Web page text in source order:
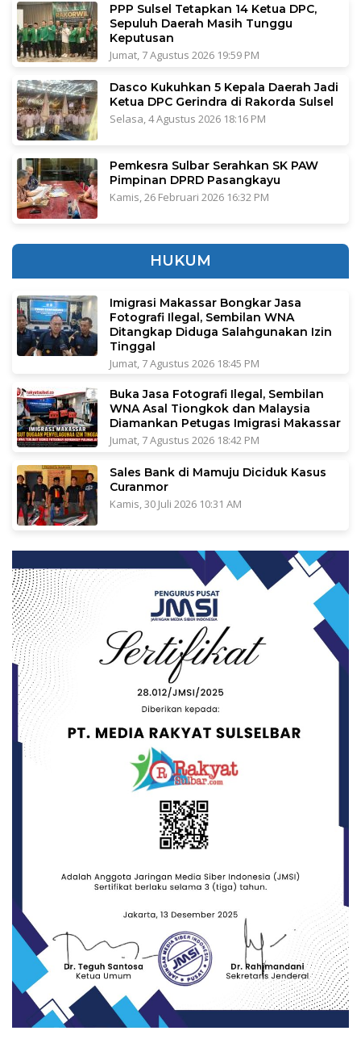
PPP Sulsel Tetapkan 14 Ketua DPC,
Sepuluh Daerah Masih Tunggu
Keputusan
Jumat, 7 Agustus 2026 19:59 PM
Dasco Kukuhkan 5 Kepala Daerah Jadi
Ketua DPC Gerindra di Rakorda Sulsel
Selasa, 4 Agustus 2026 18:16 PM
Pemkesra Sulbar Serahkan SK PAW
Pimpinan DPRD Pasangkayu
Kamis, 26 Februari 2026 16:32 PM
HUKUM
Imigrasi Makassar Bongkar Jasa
Fotografi Ilegal, Sembilan WNA
Ditangkap Diduga Salahgunakan Izin
Tinggal
Jumat, 7 Agustus 2026 18:45 PM
Buka Jasa Fotografi Ilegal, Sembilan
WNA Asal Tiongkok dan Malaysia
Diamankan Petugas Imigrasi Makassar
Jumat, 7 Agustus 2026 18:42 PM
Sales Bank di Mamuju Diciduk Kasus
Curanmor
Kamis, 30 Juli 2026 10:31 AM